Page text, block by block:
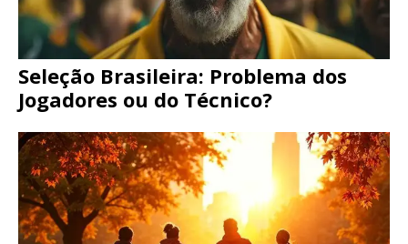
Seleção Brasileira: Problema dos
Jogadores ou do Técnico?